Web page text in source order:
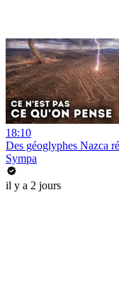
18:10
Des géoglyphes Nazca
Sympa
il y a 2 jours